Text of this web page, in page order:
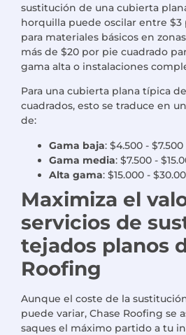
sustitución de una cubierta
horquilla puede oscilar entre $3
para materiales básicos en
más de $20 por pie cuadrado
gama alta o instalaciones
Para una cubierta plana típica
cuadrados, esto se traduce en
de:
Gama baja: $4.500 - $7.500
Gama media: $7.500 -
Alta gama: $15.000 -
Maximiza el
servicios de
tejados planos
Roofing
Aunque el coste de la
puede variar, Chase Roofing se
saques el máximo partido a tu